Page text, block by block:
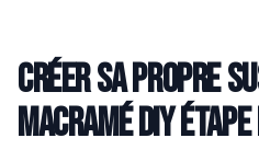
Créer sa propre
macramé DIY